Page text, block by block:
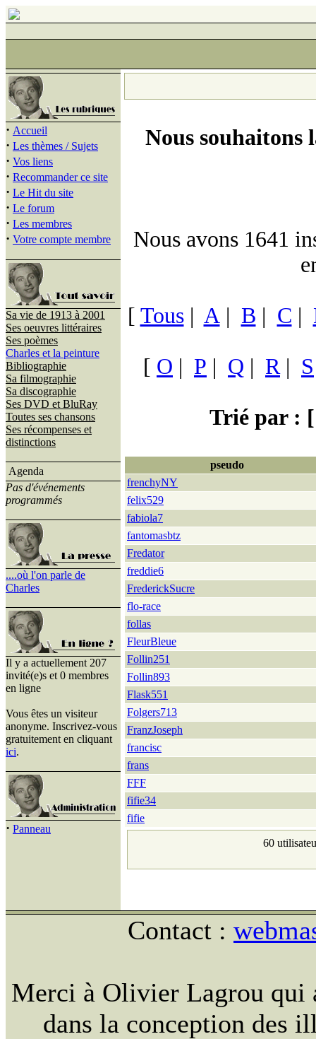
· Accueil
· Les thèmes / Sujets
· Vos liens
· Recommander ce site
· Le Hit du site
· Le forum
· Les membres
· Votre compte membre
Sa vie de 1913 à 2001
Ses oeuvres littéraires
Ses poèmes
Charles et la peinture
Bibliographie
Sa filmographie
Sa discographie
Ses DVD et BluRay
Toutes ses chansons
Ses récompenses et
distinctions
Agenda
Pas d'événements
programmés
....où l'on parle de
Charles
Il y a actuellement 207
invité(e)s et 0 membres
en ligne
Vous êtes un visiteur
anonyme. Inscrivez-vous
gratuitement en cliquant
ici.
· Panneau
Nous souhaitons
Nous avons 1641
[ Tous| A| B | C |
[ O | P | Q | R| S
Trié par : [
pseudo
frenchyNY
felix529
fabiola7
fantomasbtz
Fredator
freddie6
FrederickSucre
flo-race
follas
FleurBleue
Follin251
Follin893
Flask551
Folgers713
FranzJoseph
francisc
frans
FFF
fifie34
fifie
60
Contact :
Merci à Olivier Lagrou qui
dans la conception des